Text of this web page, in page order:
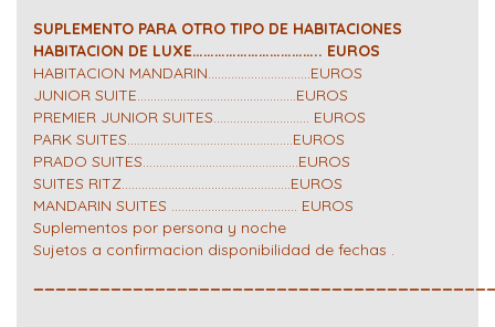
SUPLEMENTO PARA OTRO TIPO DE HABITACIONES
HABITACION DE LUXE…………………………….. EUROS
HABITACION MANDARIN………………………….EUROS
JUNIOR SUITE…………………………………………EUROS
PREMIER JUNIOR SUITES……………………….. EUROS
PARK SUITES…………………………………………..EUROS
PRADO SUITES………………………………………..EUROS
SUITES RITZ……………………………………………EUROS
MANDARIN SUITES ……………………………….. EUROS
Suplementos por persona y noche
Sujetos a confirmacion disponibilidad de fechas .